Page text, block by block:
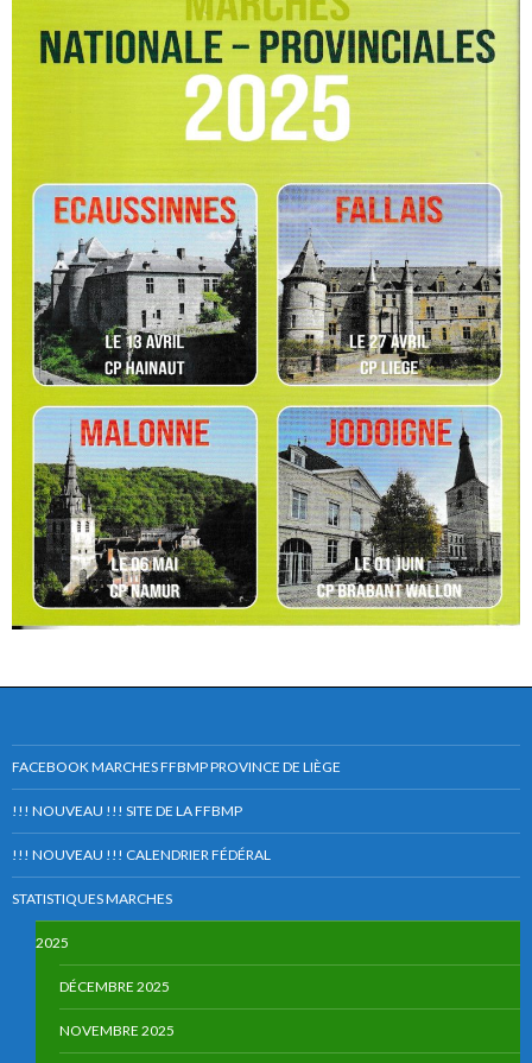
FACEBOOK MARCHES FFBMP PROVINCE DE LIÈGE
!!! NOUVEAU !!! SITE DE LA FFBMP
!!! NOUVEAU !!! CALENDRIER FÉDÉRAL
STATISTIQUES MARCHES
2025
DÉCEMBRE 2025
NOVEMBRE 2025